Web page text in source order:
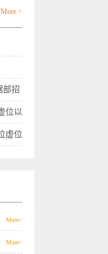
More >
部招
位以
虚位
More>
More>